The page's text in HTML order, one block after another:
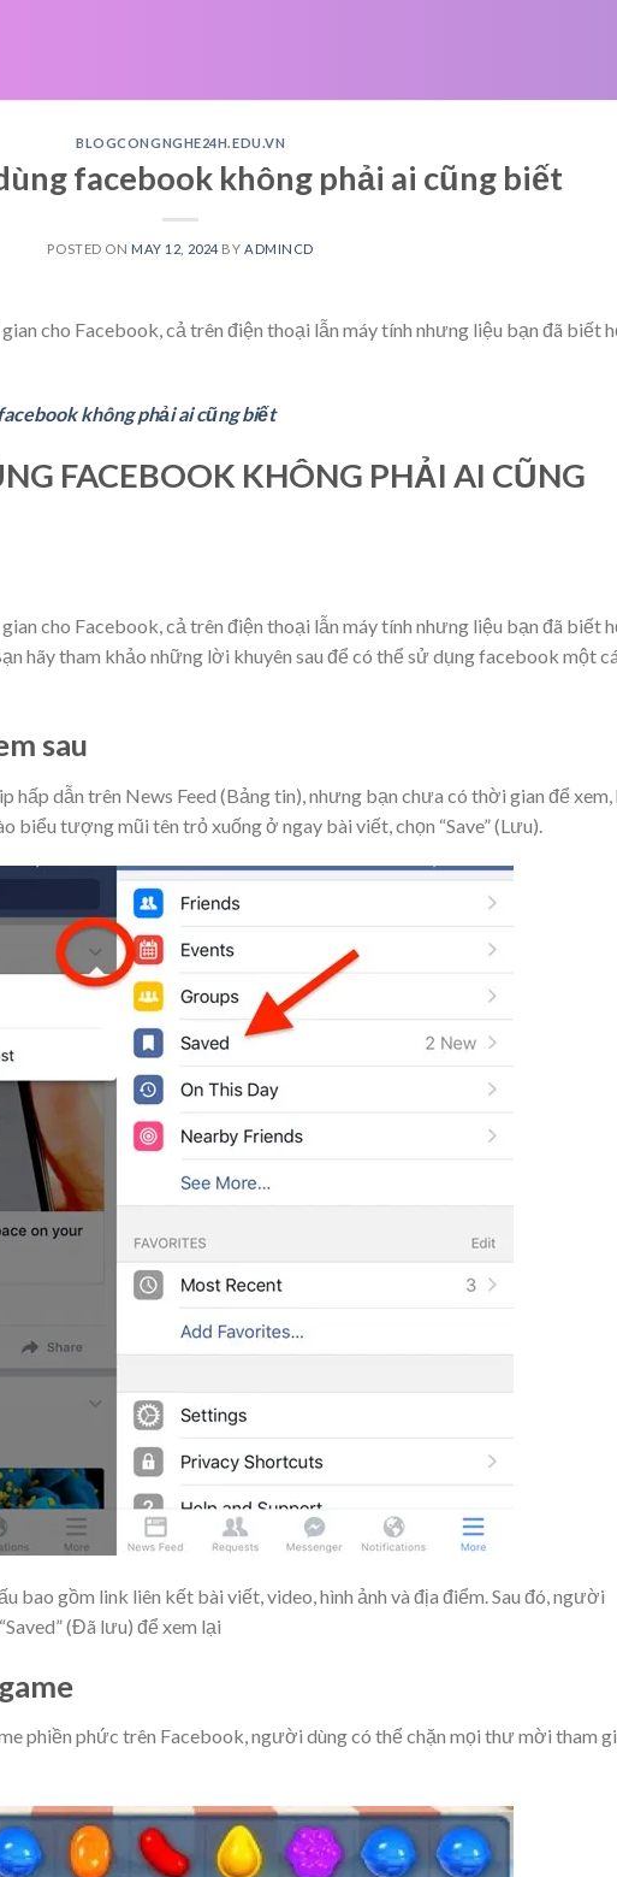
BLOGCONGNGHE24H.EDU.VN
facebook không phải ai cũng biết
POSTED ON MAY 12, 2024 BY ADMINCD
cho Facebook, cả trên điện thoại lẫn máy tính nhưng liệu bạn đã biết
không phải ai cũng biết
FACEBOOK KHÔNG PHẢI AI CŨNG
cho Facebook, cả trên điện thoại lẫn máy tính nhưng liệu bạn đã biết
hãy tham khảo những lời khuyên sau để có thể sử dụng facebook một
sau
hấp dẫn trên News Feed (Bảng tin), nhưng bạn chưa có thời gian để xem,
biểu tượng mũi tên trỏ xuống ở ngay bài viết, chọn “Save” (Lưu).
bao gồm link liên kết bài viết, video, hình ảnh và địa điểm. Sau đó, người
(Đã lưu) để xem lại
phiền phức trên Facebook, người dùng có thể chặn mọi thư mời tham